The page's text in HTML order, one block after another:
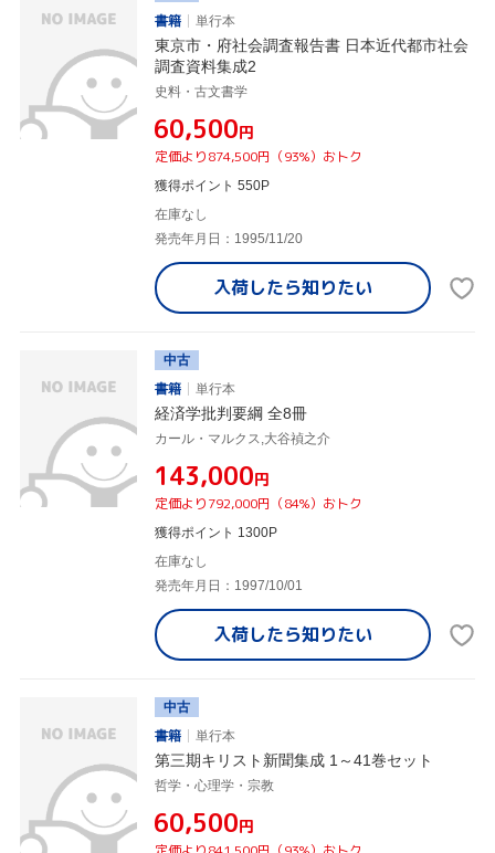
書籍
単行本
東京市・府社会調査報告書 日本近代都市社会
調査資料集成2
史料・古文書学
¥60,500円
定価より874,500円（93%）おトク
獲得ポイント 550P
在庫なし
発売年月日：1995/11/20
入荷したら知りたい
中古
書籍
単行本
経済学批判要綱 全8冊
カール・マルクス,大谷禎之介
¥143,000円
定価より792,000円（84%）おトク
獲得ポイント 1300P
在庫なし
発売年月日：1997/10/01
入荷したら知りたい
中古
書籍
単行本
第三期キリスト新聞集成 1～41巻セット
哲学・心理学・宗教
¥60,500円